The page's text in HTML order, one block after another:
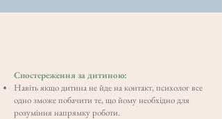
Спостереження за дитиною:
Навіть якщо дитина не йде на контакт, психолог все
одно зможе побачити те, що йому необхідно для
розуміння напрямку роботи.